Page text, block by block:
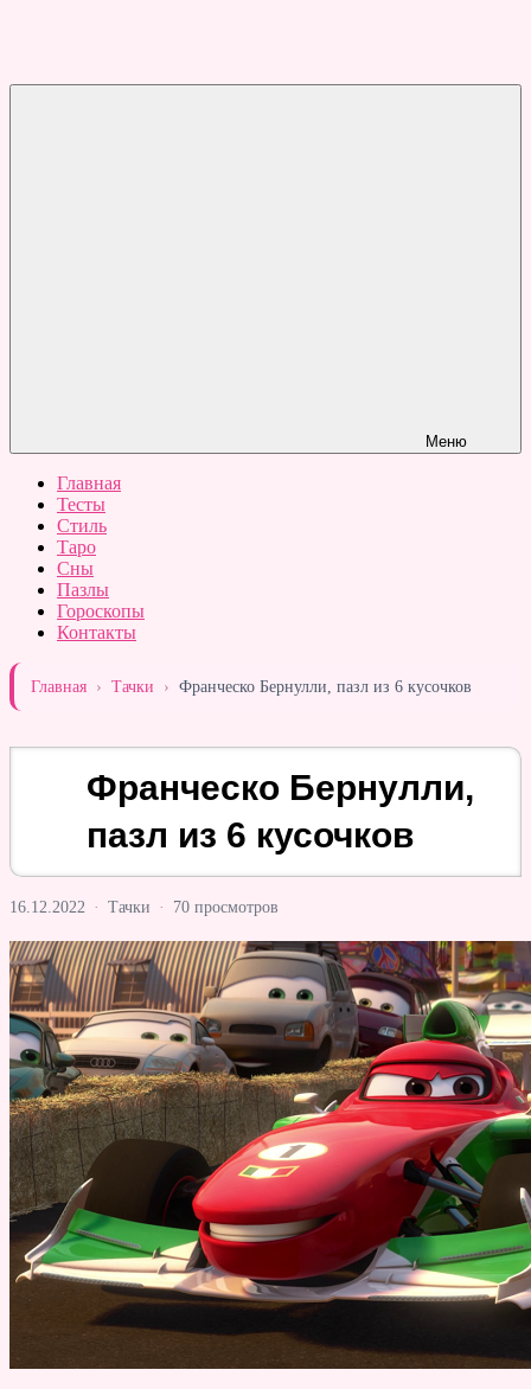
Меню
Главная
Тесты
Стиль
Таро
Сны
Пазлы
Гороскопы
Контакты
Главная › Тачки › Франческо Бернулли, пазл из 6 кусочков
Франческо Бернулли,
пазл из 6 кусочков
16.12.2022 · Тачки · 70 просмотров